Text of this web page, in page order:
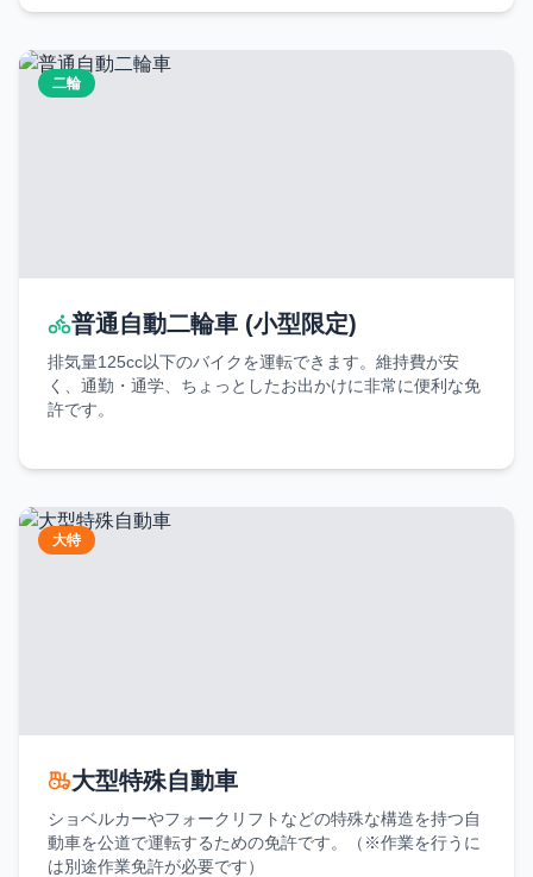
二輪
普通自動二輪車 (小型限定)
排気量125cc以下のバイクを運転できます。維持費が安
く、通勤・通学、ちょっとしたお出かけに非常に便利な免
許です。
大特
大型特殊自動車
ショベルカーやフォークリフトなどの特殊な構造を持つ自
動車を公道で運転するための免許です。（※作業を行うに
は別途作業免許が必要です）